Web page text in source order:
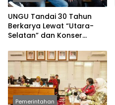
UNGU Tandai 30 Tahun
Berkarya Lewat “Utara-
Selatan” dan Konser
Pemerintahan